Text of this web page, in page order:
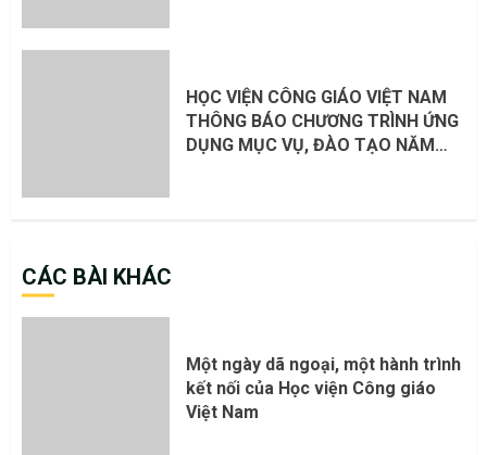
HỌC VIỆN CÔNG GIÁO VIỆT NAM
THÔNG BÁO CHƯƠNG TRÌNH ỨNG
DỤNG MỤC VỤ, ĐÀO TẠO NĂM
CÁC BÀI KHÁC
Một ngày dã ngoại, một hành trình
kết nối của Học viện Công giáo
Việt Nam